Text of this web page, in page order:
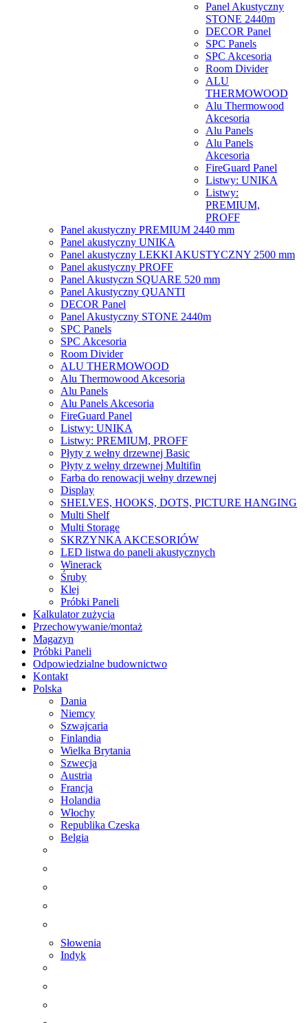
Panel Akustyczny
STONE 2440m
DECOR Panel
SPC Panels
SPC Akcesoria
Room Divider
ALU
THERMOWOOD
Alu Thermowood
Akcesoria
Alu Panels
Alu Panels
Akcesoria
FireGuard Panel
Listwy: UNIKA
Listwy:
PREMIUM,
PROFF
Panel akustyczny PREMIUM 2440 mm
Panel akustyczny UNIKA
Panel akustyczny LEKKI AKUSTYCZNY 2500 mm
Panel akustyczny PROFF
Panel Akustyczn SQUARE 520 mm
Panel Akustyczny QUANTI
DECOR Panel
Panel Akustyczny STONE 2440m
SPC Panels
SPC Akcesoria
Room Divider
ALU THERMOWOOD
Alu Thermowood Akcesoria
Alu Panels
Alu Panels Akcesoria
FireGuard Panel
Listwy: UNIKA
Listwy: PREMIUM, PROFF
Płyty z wełny drzewnej Basic
Płyty z wełny drzewnej Multifin
Farba do renowacji wełny drzewnej
Display
SHELVES, HOOKS, DOTS, PICTURE HANGING
Multi Shelf
Multi Storage
SKRZYNKA AKCESORIÓW
LED listwa do paneli akustycznych
Winerack
Śruby
Klej
Próbki Paneli
Kalkulator zużycia
Przechowywanie/montaż
Magazyn
Próbki Paneli
Odpowiedzialne budownictwo
Kontakt
Polska
Dania
Niemcy
Szwajcaria
Finlandia
Wielka Brytania
Szwecja
Austria
Francja
Holandia
Włochy
Republika Czeska
Belgia
Słowenia
Indyk